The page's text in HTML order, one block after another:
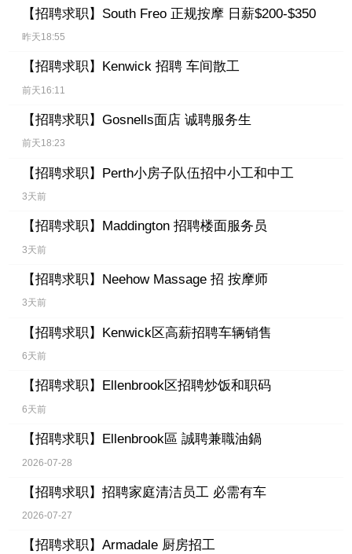
【招聘求职】 South Freo 正规按摩 日薪$200-$350
昨天18:55
【招聘求职】 Kenwick 招聘 车间散工
前天16:11
【招聘求职】 Gosnells面店 诚聘服务生
前天18:23
【招聘求职】 Perth小房子队伍招中小工和中工
3天前
【招聘求职】 Maddington 招聘楼面服务员
3天前
【招聘求职】 Neehow Massage 招 按摩师
3天前
【招聘求职】 Kenwick区高薪招聘车辆销售
6天前
【招聘求职】 Ellenbrook区招聘炒饭和职码
6天前
【招聘求职】 Ellenbrook區 誠聘兼職油鍋
2026-07-28
【招聘求职】 招聘家庭清洁员工 必需有车
2026-07-27
【招聘求职】 Armadale 厨房招工